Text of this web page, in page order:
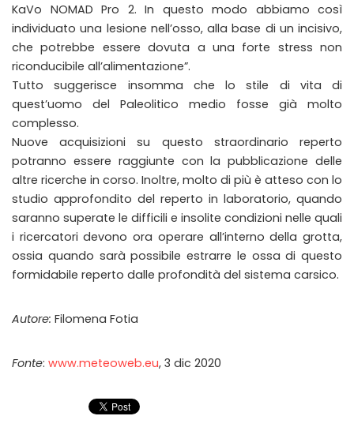
KaVo NOMAD Pro 2. In questo modo abbiamo così
individuato una lesione nell’osso, alla base di un incisivo,
che potrebbe essere dovuta a una forte stress non
riconducibile all’alimentazione”.
Tutto suggerisce insomma che lo stile di vita di
quest’uomo del Paleolitico medio fosse già molto
complesso.
Nuove acquisizioni su questo straordinario reperto
potranno essere raggiunte con la pubblicazione delle
altre ricerche in corso. Inoltre, molto di più è atteso con lo
studio approfondito del reperto in laboratorio, quando
saranno superate le difficili e insolite condizioni nelle quali
i ricercatori devono ora operare all’interno della grotta,
ossia quando sarà possibile estrarre le ossa di questo
formidabile reperto dalle profondità del sistema carsico.
Autore: Filomena Fotia
Fonte: www.meteoweb.eu, 3 dic 2020